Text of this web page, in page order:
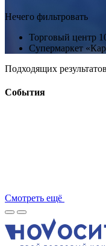
Нечего фильтровать
Торговый центр
Супермаркет
Подходящих
События
Смотреть ещё